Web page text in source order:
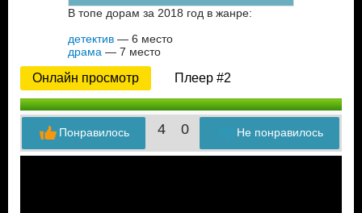
В топе дорам за 2018 год в жанре:
детектив — 6 место
драма — 7 место
Онлайн просмотр Плеер #2
4 0 Не понравилось
Понравилось